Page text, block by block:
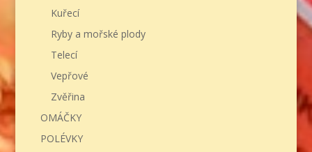
Kuřecí
Ryby a mořské plody
Telecí
Vepřové
Zvěřina
OMÁČKY
POLÉVKY